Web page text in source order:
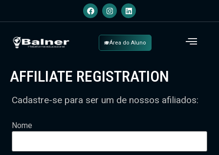
Área do Aluno
AFFILIATE REGISTRATION
Cadastre-se para ser um de nossos afiliados:
Nome